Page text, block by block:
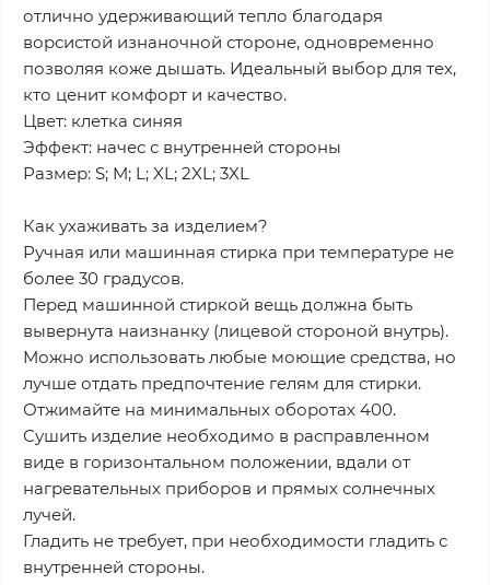
отлично удерживающий тепло благодаря
ворсистой изнаночной стороне, одновременно
позволяя коже дышать. Идеальный выбор для тех,
кто ценит комфорт и качество.
Цвет: клетка синяя
Эффект: начес с внутренней стороны
Размер: S; M; L; XL; 2XL; 3XL
Как ухаживать за изделием?
Ручная или машинная стирка при температуре не
более 30 градусов.
Перед машинной стиркой вещь должна быть
вывернута наизнанку (лицевой стороной внутрь).
Можно использовать любые моющие средства, но
лучше отдать предпочтение гелям для стирки.
Отжимайте на минимальных оборотах 400.
Сушить изделие необходимо в расправленном
виде в горизонтальном положении, вдали от
нагревательных приборов и прямых солнечных
лучей.
Гладить не требует, при необходимости гладить с
внутренней стороны.